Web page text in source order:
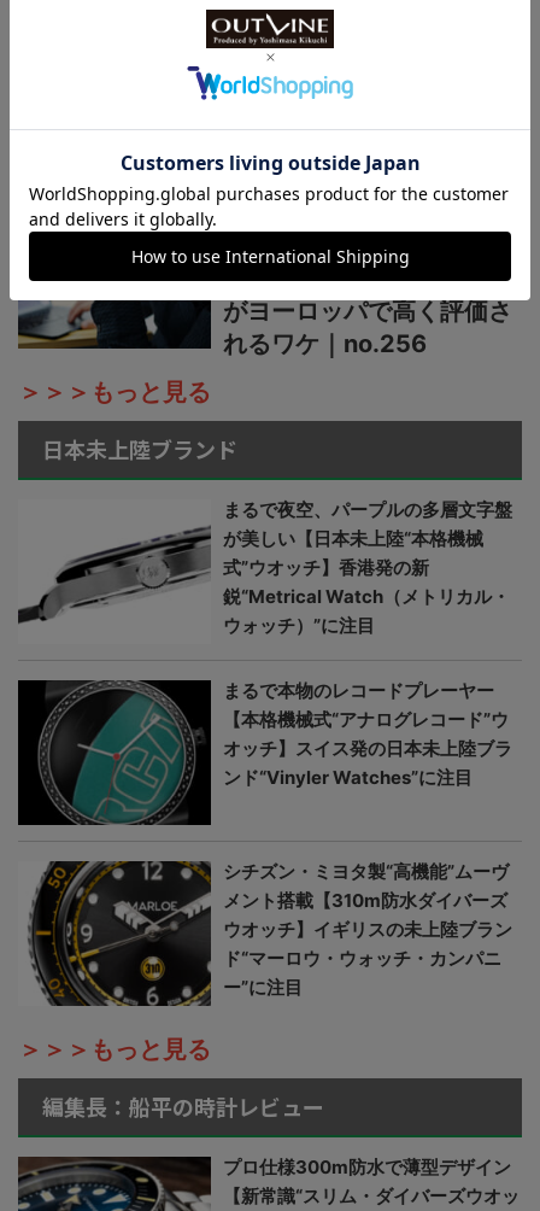
【魅力は“青赤ペプシ”や“ブ
ルーベリー”だけじゃない】
60年代ロレックスGMTマ
スターのレアなPCGも再
現！｜no.257
【入荷後すぐ売り切れ！】
ロレックスと同じ操作機能
で8万円の日本製GMT時計
がヨーロッパで高く評価さ
れるワケ｜no.256
＞＞＞もっと見る
日本未上陸ブランド
まるで夜空、パープルの多層文字盤
が美しい【日本未上陸“本格機械
式”ウオッチ】香港発の新
鋭“Metrical Watch（メトリカル・
ウォッチ）”に注目
まるで本物のレコードプレーヤー
【本格機械式“アナログレコード”ウ
オッチ】スイス発の日本未上陸ブラ
ンド“Vinyler Watches”に注目
シチズン・ミヨタ製“高機能”ムーヴ
メント搭載【310m防水ダイバーズ
ウオッチ】イギリスの未上陸ブラン
ド“マーロウ・ウォッチ・カンパニ
ー”に注目
＞＞＞もっと見る
編集長：船平の時計レビュー
プロ仕様300m防水で薄型デザイン
【新常識“スリム・ダイバーズウオッ